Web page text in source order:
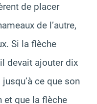
de placer
de l’autre,
Si la flèche
devait ajouter dix
ce que son
et que la flèche